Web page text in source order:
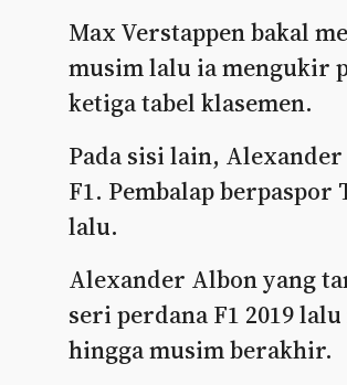
Max Verstappen bakal
musim lalu ia mengukir
ketiga tabel klasemen.
Pada sisi lain,
F1. Pembalap
lalu.
Alexander Albon yang
seri perdana F1 2019
hingga musim berakhir.